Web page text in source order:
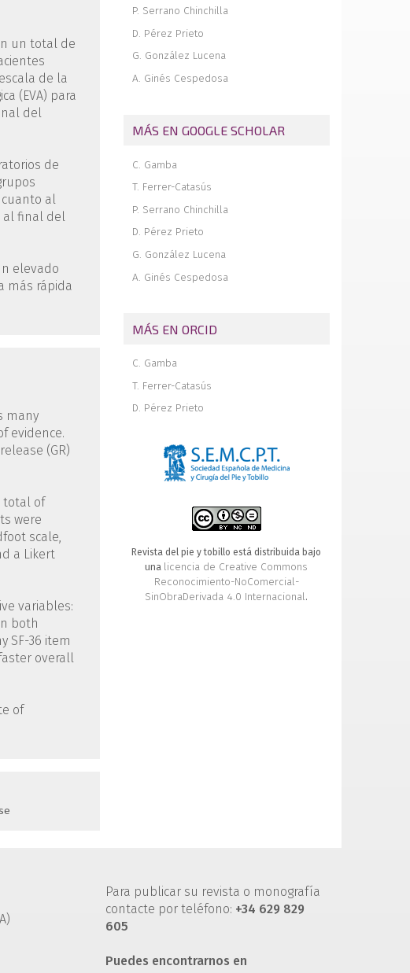
un total de
de la
(EVA) para
del
de
al
al final del
elevado
más rápida
many
evidence.
(GR)
total of
were
scale,
a Likert
variables:
both
SF-36 item
overall
of
en reparación de inestabilidad lateral
crónica de tobillo: consejo técnico”
Revista de revistas
P. Serrano Chinchilla
D. Pérez Prieto
G. González Lucena
A. Ginés Cespedosa
MÁS EN GOOGLE SCHOLAR
C. Gamba
T. Ferrer-Catasús
P. Serrano Chinchilla
D. Pérez Prieto
G. González Lucena
A. Ginés Cespedosa
MÁS EN ORCID
C. Gamba
T. Ferrer-Catasús
D. Pérez Prieto
Revista del pie y tobillo está distribuida bajo
una licencia de Creative Commons
Reconocimiento-NoComercial-
SinObraDerivada 4.0 Internacional.
Para publicar su revista o monografía
contacte por teléfono: +34 629 829
605
Puedes encontrarnos en